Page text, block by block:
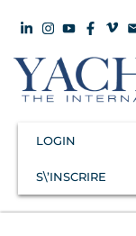
LOGIN
S\’INSCRIRE